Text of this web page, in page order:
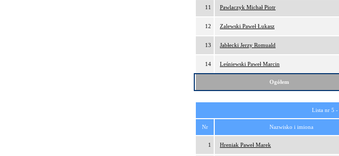
11 Pawlaczyk Michał Piotr
12 Zalewski Paweł Łukasz
13 Jabłecki Jerzy Romuald
14 Leśniewski Paweł Marcin
Ogółem
Lista nr 5 -
Nr Nazwisko i imiona
1 Hreniak Paweł Marek